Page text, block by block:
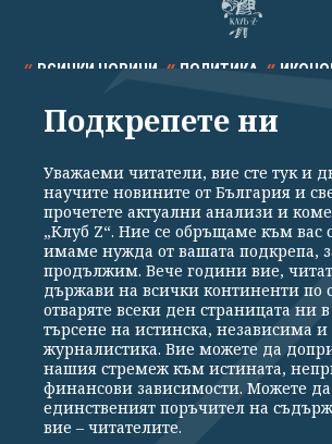
ВСИЧКИ НОВИНИ ПОЛИТИКА
СПОРТ КУЛТУРА ТЕХНОЛОГИИ
Общи условия
Политика за
Реклама
Партньори Контакти
Екип
Подкрепете
Издател на www.clubz.bg е „Клуб Зебра Медия“
Константинов" 3. Всички права запазени 2026
Подкрепете ни
Уважаеми читатели, вие сте тук и
научите новините от България и
прочетете актуални анализи и
„Клуб Z“. Ние се обръщаме към вас
имаме нужда от вашата подкрепа,
продължим. Вече години вие,
държави на всички континенти по
отваряте всеки ден страницата ни
търсене на истинска, независима и
журналистика. Вие можете да
нашия стремеж към истината,
финансови зависимости. Можете
единственият поръчител на
вие – читателите.